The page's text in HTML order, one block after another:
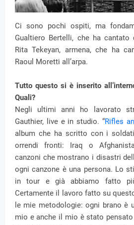
Ci sono pochi ospiti, ma
Gualtiero Bertelli, che ha cantato
Rita Tekeyan, armena, che ha
Raoul Moretti all’arpa.
Tutto questo si è inserito
Quali?
Negli ultimi anni ho lavorato
Gauthier, live e in studio. “Rifles
album che ha scritto con i
orrendi fronti: Iraq o
canzoni che mostrano i disastri
ogni canzone è una persona. Lo
in tour e già abbiamo fatto
Certamente il lavoro fatto su
le mie metodologie: ogni brano è
mio e anche il mio è stato